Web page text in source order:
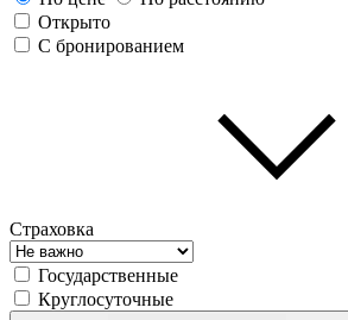
Открыто
С бронированием
Страховка
Государственные
Круглосуточные